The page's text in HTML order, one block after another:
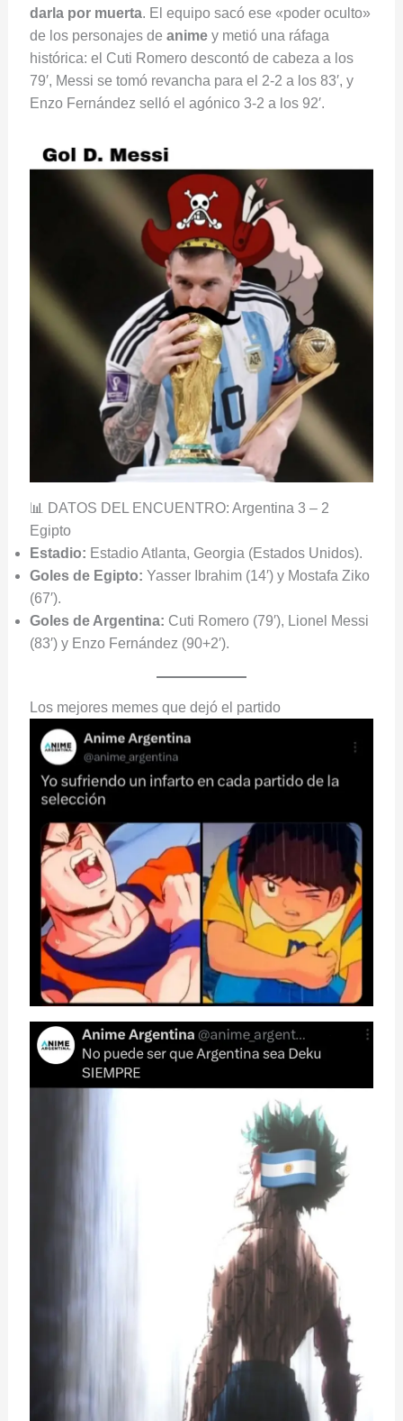
darla por muerta. El equipo sacó ese «poder oculto»
de los personajes de animey metió una ráfaga
histórica: el Cuti Romero descontó de cabeza a los
79′, Messi se tomó revancha para el 2-2 a los 83′, y
Enzo Fernández selló el agónico 3-2 a los 92′.
📊 DATOS DEL ENCUENTRO: Argentina 3 – 2
Egipto
Estadio: Estadio Atlanta, Georgia (Estados Unidos).
Goles de Egipto: Yasser Ibrahim (14′) y Mostafa Ziko
(67′).
Goles de Argentina: Cuti Romero (79′), Lionel Messi
(83′) y Enzo Fernández (90+2′).
Los mejores memes que dejó el partido